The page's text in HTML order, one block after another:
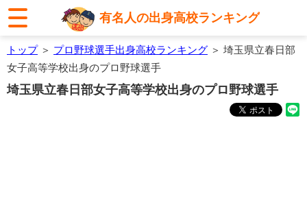
有名人の出身高校ランキング
トップ＞ プロ野球選手出身高校ランキング ＞ 埼玉県立春日部
女子高等学校出身のプロ野球選手
埼玉県立春日部女子高等学校出身のプロ野球選手